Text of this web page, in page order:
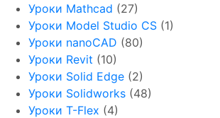
Уроки Mathcad (27)
Уроки Model Studio CS (1)
Уроки nanoCAD (80)
Уроки Revit (10)
Уроки Solid Edge (2)
Уроки Solidworks (48)
Уроки T-Flex (4)